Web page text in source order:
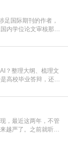
符合下面这些场景，
足国际期刊的作者，
内学位论文审核那
严谨投稿流程中不可
SCI有查重吗”。
？整理大纲、梳理文
高校毕业答辩，还是
区别？这里说透：普
袭；AI查重查的是你
，最近这两年，不管
越严了。之前就听身